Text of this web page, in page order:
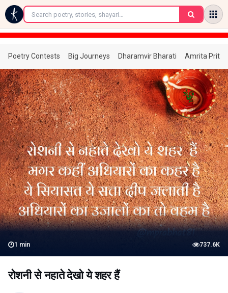
←
Poetry Contests Big Journeys Dharamvir Bharati Amrita
1 min 737.6K
रोशनी से नहाते देखो ये शहर हैं